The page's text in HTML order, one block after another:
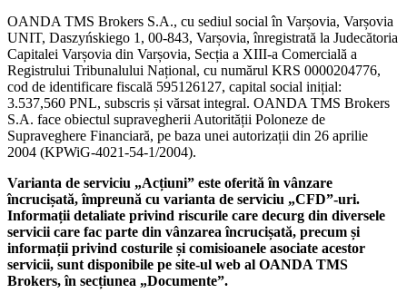
OANDA TMS Brokers S.A., cu sediul social în Varșovia, Varșovia
UNIT, Daszyńskiego 1, 00-843, Varșovia, înregistrată la Judecătoria
Capitalei Varșovia din Varșovia, Secția a XIII-a Comercială a
Registrului Tribunalului Național, cu numărul KRS 0000204776,
cod de identificare fiscală 595126127, capital social inițial:
3.537,560 PNL, subscris și vărsat integral. OANDA TMS Brokers
S.A. face obiectul supravegherii Autorității Poloneze de
Supraveghere Financiară, pe baza unei autorizații din 26 aprilie
2004 (KPWiG-4021-54-1/2004).
Varianta de serviciu „Acțiuni” este oferită în vânzare
încrucișată, împreună cu varianta de serviciu „CFD”-uri.
Informații detaliate privind riscurile care decurg din diversele
servicii care fac parte din vânzarea încrucișată, precum și
informații privind costurile și comisioanele asociate acestor
servicii, sunt disponibile pe site-ul web al OANDA TMS
Brokers, în secțiunea „Documente”.